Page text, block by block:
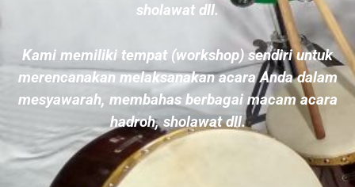
sholawat dll.
Kami memiliki tempat (workshop) sendiri untuk
merencanakan melaksanakan acara Anda dalam
mesyawarah, membahas berbagai macam acara
hadroh, sholawat dll.